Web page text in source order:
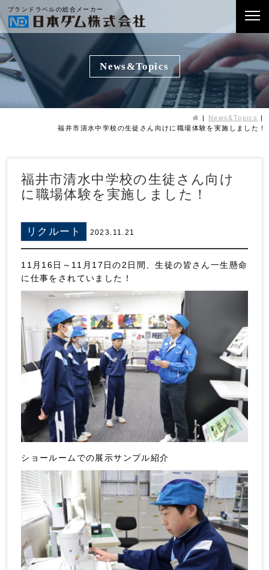
ブランドラベルの総合メーカー
News&Topics
News&Topics
福井市清水中学校の生徒さん向けに職場体験を実施しました！
福井市清水中学校の生徒さん向け
に職場体験を実施しました！
リクルート 2023.11.21
11月16日～11月17日の2日間、生徒の皆さん一生懸命
に仕事をされていました！
ショールームでの展示サンプル紹介